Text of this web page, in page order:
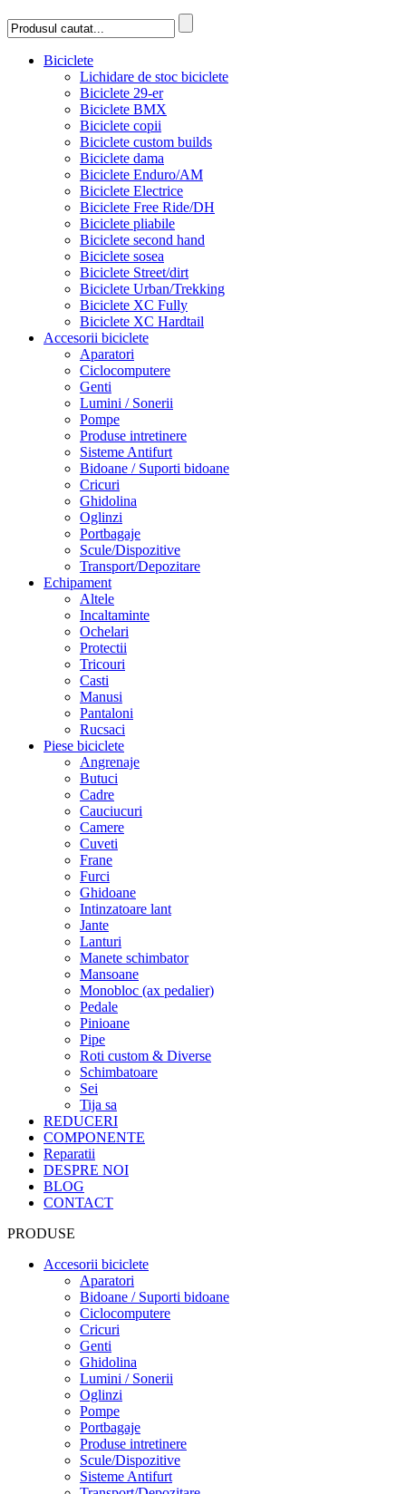
Biciclete
Lichidare de stoc biciclete
Biciclete 29-er
Biciclete BMX
Biciclete copii
Biciclete custom builds
Biciclete dama
Biciclete Enduro/AM
Biciclete Electrice
Biciclete Free Ride/DH
Biciclete pliabile
Biciclete second hand
Biciclete sosea
Biciclete Street/dirt
Biciclete Urban/Trekking
Biciclete XC Fully
Biciclete XC Hardtail
Accesorii biciclete
Aparatori
Ciclocomputere
Genti
Lumini / Sonerii
Pompe
Produse intretinere
Sisteme Antifurt
Bidoane / Suporti bidoane
Cricuri
Ghidolina
Oglinzi
Portbagaje
Scule/Dispozitive
Transport/Depozitare
Echipament
Altele
Incaltaminte
Ochelari
Protectii
Tricouri
Casti
Manusi
Pantaloni
Rucsaci
Piese biciclete
Angrenaje
Butuci
Cadre
Cauciucuri
Camere
Cuveti
Frane
Furci
Ghidoane
Intinzatoare lant
Jante
Lanturi
Manete schimbator
Mansoane
Monobloc (ax pedalier)
Pedale
Pinioane
Pipe
Roti custom & Diverse
Schimbatoare
Sei
Tija sa
REDUCERI
COMPONENTE
Reparatii
DESPRE NOI
BLOG
CONTACT
PRODUSE
Accesorii biciclete
Aparatori
Bidoane / Suporti bidoane
Ciclocomputere
Cricuri
Genti
Ghidolina
Lumini / Sonerii
Oglinzi
Pompe
Portbagaje
Produse intretinere
Scule/Dispozitive
Sisteme Antifurt